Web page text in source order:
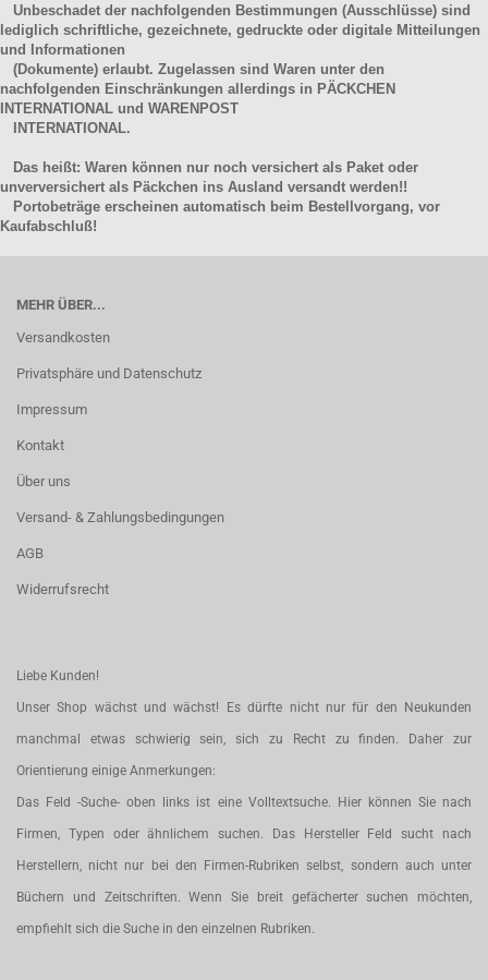
Unbeschadet der nachfolgenden Bestimmungen (Ausschlüsse) sind
lediglich schriftliche, gezeichnete, gedruckte oder digitale Mitteilungen
und Informationen
(Dokumente) erlaubt. Zugelassen sind Waren unter den
nachfolgenden Einschränkungen allerdings in PÄCKCHEN
INTERNATIONAL und WARENPOST
INTERNATIONAL.
Das heißt: Waren können nur noch versichert als Paket oder
unverversichert als Päckchen ins Ausland versandt werden!!
Portobeträge erscheinen automatisch beim Bestellvorgang, vor
Kaufabschluß!
MEHR ÜBER...
Versandkosten
Privatsphäre und Datenschutz
Impressum
Kontakt
Über uns
Versand- & Zahlungsbedingungen
AGB
Widerrufsrecht
Liebe Kunden!
Unser Shop wächst und wächst! Es dürfte nicht nur für den Neukunden
manchmal etwas schwierig sein, sich zu Recht zu finden. Daher zur
Orientierung einige Anmerkungen:
Das Feld -Suche- oben links ist eine Volltextsuche. Hier können Sie nach
Firmen, Typen oder ähnlichem suchen. Das Hersteller Feld sucht nach
Herstellern, nicht nur bei den Firmen-Rubriken selbst, sondern auch unter
Büchern und Zeitschriften. Wenn Sie breit gefächerter suchen möchten,
empfiehlt sich die Suche in den einzelnen Rubriken.